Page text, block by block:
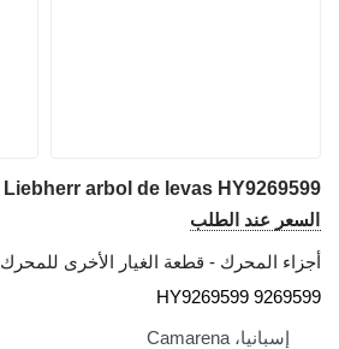
السعر عند الطلب
أجزاء المحرك - قطعة الغيار الأخرى للمحرك
HY9269599 9269599
إسبانيا، Camarena